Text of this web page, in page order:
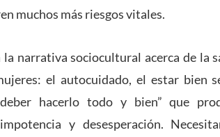
muchos más riesgos vitales.
narrativa sociocultural acerca de la
el autocuidado, el estar bien
hacerlo todo y bien” que
y desesperación.